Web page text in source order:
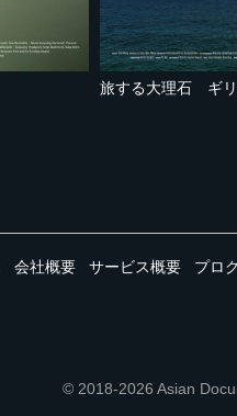
会社概要 サービス概要 プロ
© 2018-2026 Asian